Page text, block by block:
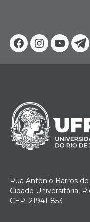
Facebook
Instagram
Rua Antônio Barros de
Cidade Universitária,
CEP: 21941-853